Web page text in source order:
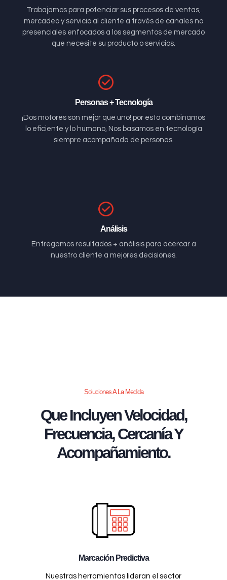
Trabajamos para potenciar sus procesos de ventas,
mercadeo y servicio al cliente a través de canales no
presenciales enfocados a los segmentos de mercado
que necesite su producto o servicios.
Personas + Tecnología
¡Dos motores son mejor que uno! por esto combinamos
lo eficiente y lo humano, Nos basamos en tecnología
siempre acompañada de personas.
Análisis
Entregamos resultados + análisis para acercar a
nuestro cliente a mejores decisiones.
Soluciones A La Medida
Que Incluyen Velocidad,
Frecuencia, Cercanía Y
Acompañamiento.
Marcación Predictiva
Nuestras herramientas lideran el sector